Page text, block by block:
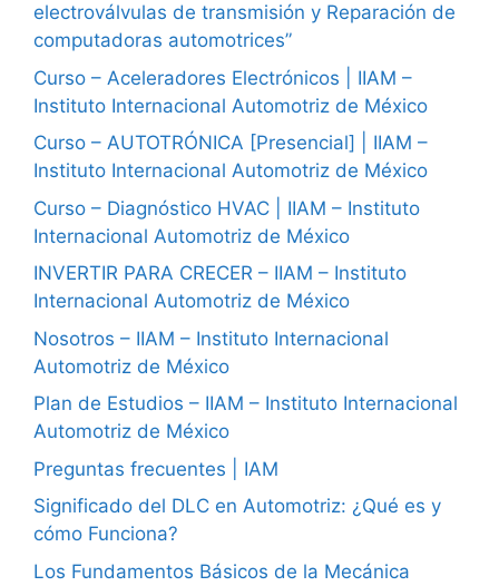
electroválvulas de transmisión y Reparación de
computadoras automotrices”
Curso – Aceleradores Electrónicos | IIAM –
Instituto Internacional Automotriz de México
Curso – AUTOTRÓNICA [Presencial] | IIAM –
Instituto Internacional Automotriz de México
Curso – Diagnóstico HVAC | IIAM – Instituto
Internacional Automotriz de México
INVERTIR PARA CRECER – IIAM – Instituto
Internacional Automotriz de México
Nosotros – IIAM – Instituto Internacional
Automotriz de México
Plan de Estudios – IIAM – Instituto Internacional
Automotriz de México
Preguntas frecuentes | IAM
Significado del DLC en Automotriz: ¿Qué es y
cómo Funciona?
Los Fundamentos Básicos de la Mecánica